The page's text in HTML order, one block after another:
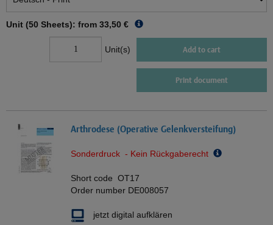
Unit (50 Sheets): from 33,50 €
Unit(s) Add to cart
Print document
Arthrodese (Operative Gelenkversteifung)
Sonderdruck - Kein Rückgaberecht
Short code OT17
Order number DE008057
jetzt digital aufklären